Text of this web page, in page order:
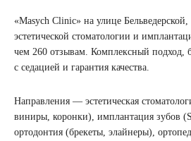
«Masych Clinic» на улице
эстетической стоматологии и
чем 260 отзывам. Комплексный подход,
с седацией и гарантия качества.
Направления — эстетическая
виниры, коронки), имплантация зубов
ортодонтия (брекеты, элайнеры),